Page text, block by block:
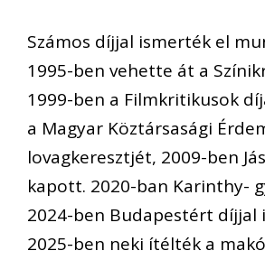
Számos díjjal ismerték el
1995-ben vehette át a
1999-ben a Filmkritikusok
a Magyar Köztársasági
lovagkeresztjét, 2009-ben
kapott. 2020-ban Karinthy-
2024-ben Budapestért díjjal
2025-ben neki ítélték a